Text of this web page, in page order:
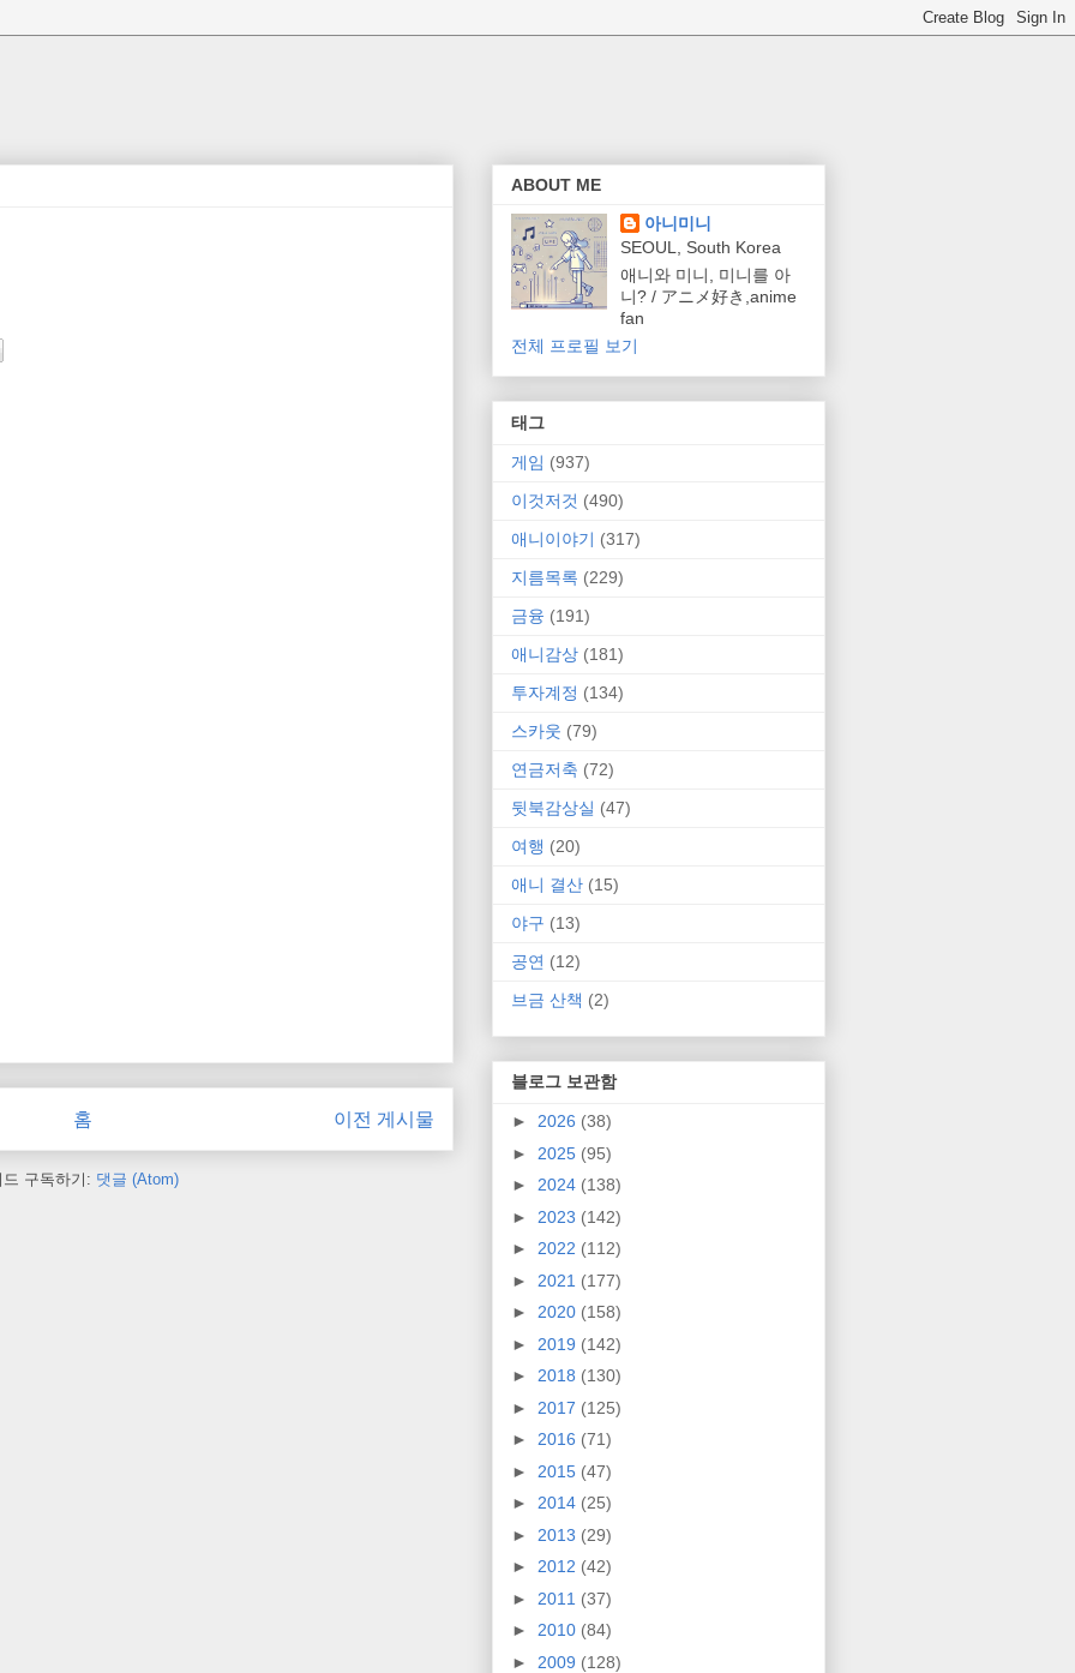
이전 게시물
홈
드 구독하기: 댓글 (Atom)
ABOUT ME
아니미니
SEOUL, South Korea
애니와 미니, 미니를 아
니? / アニメ好き,anime
fan
전체 프로필 보기
태그
게임 (937)
이것저것 (490)
애니이야기 (317)
지름목록 (229)
금융 (191)
애니감상 (181)
투자계정 (134)
스카웃 (79)
연금저축 (72)
뒷북감상실 (47)
여행 (20)
애니 결산 (15)
야구 (13)
공연 (12)
브금 산책 (2)
블로그 보관함
► 2026 (38)
► 2025 (95)
► 2024 (138)
► 2023 (142)
► 2022 (112)
► 2021 (177)
► 2020 (158)
► 2019 (142)
► 2018 (130)
► 2017 (125)
► 2016 (71)
► 2015 (47)
► 2014 (25)
► 2013 (29)
► 2012 (42)
► 2011 (37)
► 2010 (84)
► 2009 (128)